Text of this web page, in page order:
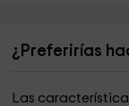
¿Preferirías
Las